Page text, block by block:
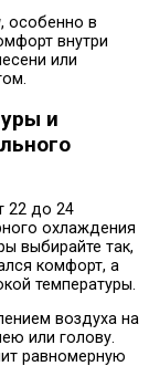
, особенно в
внутри
или
и
22 до 24
охлаждения
выбирайте так,
комфорт, а
температуры.
воздуха на
или голову.
равномерную